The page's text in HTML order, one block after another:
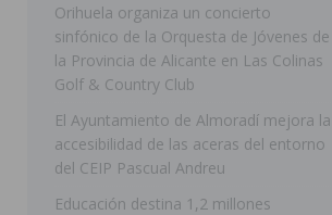
[ 07/08/2026 ] Bigastro se
[ 07/08/2026 ]
Rojales
[ 06/08/2026 ]
Arcángel
REDOVÁN
[ 06/08/2026 ]
[ 07/08/2026 ] FEGADO
Orihuela organiza un concierto
sinfónico de la Orquesta de Jóvenes de
la Provincia de Alicante en Las Colinas
Golf & Country Club
El Ayuntamiento de Almoradí mejora la
accesibilidad de las aceras del entorno
del CEIP Pascual Andreu
Educación destina 1,2 millones